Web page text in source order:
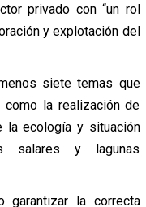
privado con “un rol
y explotación del
siete temas que
la realización de
la ecología y situación
salares y lagunas
la correcta